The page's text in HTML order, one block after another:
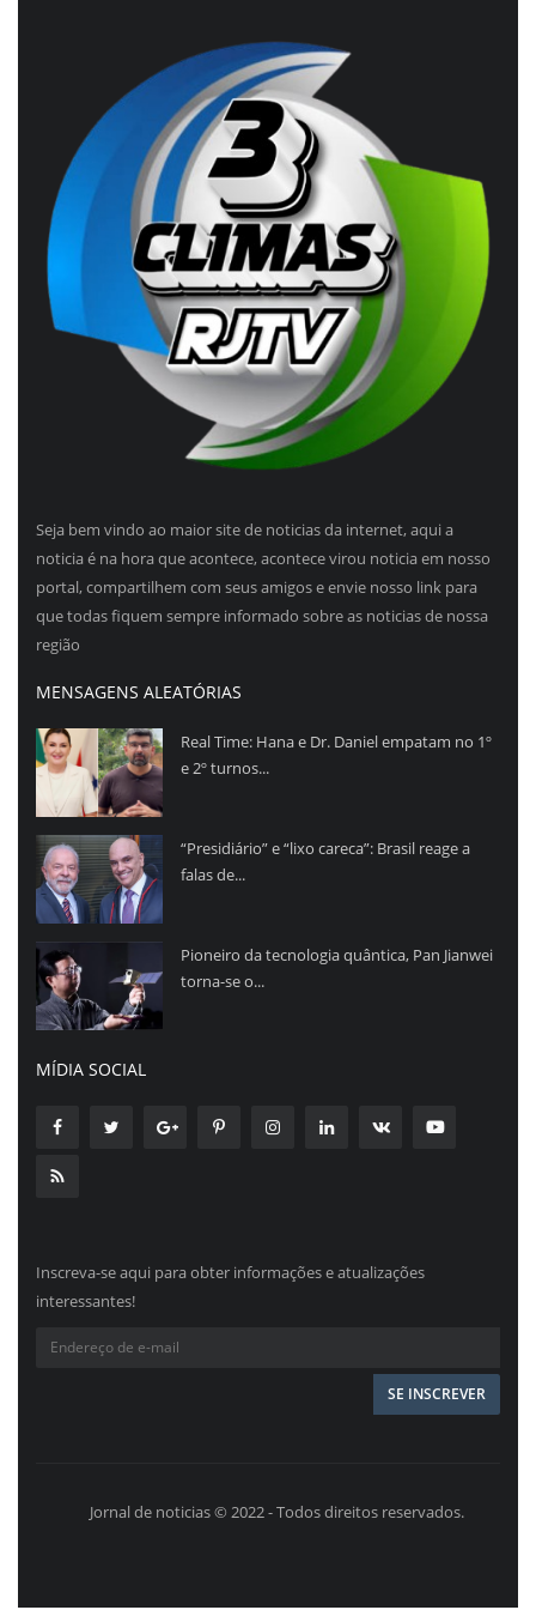
Seja bem vindo ao maior site de noticias da internet, aqui a
noticia é na hora que acontece, acontece virou noticia em nosso
portal, compartilhem com seus amigos e envie nosso link para
que todas fiquem sempre informado sobre as noticias de nossa
região
MENSAGENS ALEATÓRIAS
Real Time: Hana e Dr. Daniel empatam no 1º
e 2º turnos...
“Presidiário” e “lixo careca”: Brasil reage a
falas de...
Pioneiro da tecnologia quântica, Pan Jianwei
torna-se o...
MÍDIA SOCIAL
Inscreva-se aqui para obter informações e atualizações
interessantes!
Jornal de noticias © 2022 - Todos direitos reservados.